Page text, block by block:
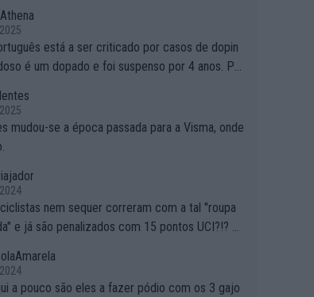
está a ser criticado por casos de dopin
é um dopado e foi suspenso por 4 anos. Po
mudou-se a época passada para a Visma, onde
nem sequer correram com a tal "roupa
e já são penalizados com 15 pontos UCI?!? S
penalizar os atletas retirando-lhes pontos??? Is
secretaria o que os atletas conquistam na estra
a pouco são eles a fazer pódio com os 3 gajo